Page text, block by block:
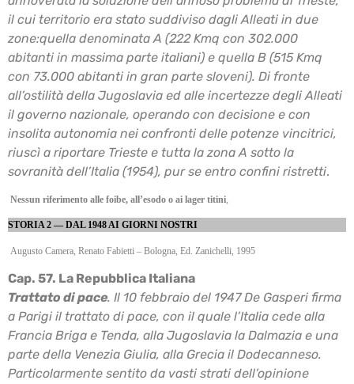
il cui territorio era stato suddiviso dagli Alleati in due
zone:quella denominata A (222 Kmq con 302.000
abitanti in massima parte italiani) e quella B (515 Kmq
con 73.000 abitanti in gran parte sloveni). Di fronte
all’ostilità della Jugoslavia ed alle incertezze degli Alleati
il governo nazionale, operando con decisione e con
insolita autonomia nei confronti delle potenze vincitrici,
riuscì a riportare Trieste e tutta la zona A sotto la
sovranità dell’Italia (1954), pur se entro confini ristretti.
Nessun riferimento alle foibe, all’esodo o ai lager titini,
STORIA 2 — DAL 1948 AI GIORNI NOSTRI
Augusto Camera, Renato Fabietti – Bologna, Ed. Zanichelli, 1995
Cap. 57. La Repubblica Italiana
Trattato di pace. Il 10 febbraio del 1947 De Gasperi firma
a Parigi il trattato di pace, con il quale l’Italia cede alla
Francia Briga e Tenda, alla Jugoslavia la Dalmazia e una
parte della Venezia Giulia, alla Grecia il Dodecanneso.
Particolarmente sentito da vasti strati dell’opinione